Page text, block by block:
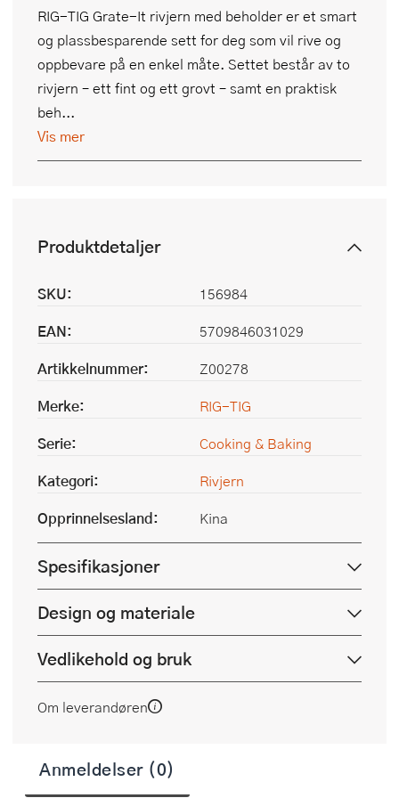
RIG-TIG Grate-It rivjern med beholder er et smart
og plassbesparende sett for deg som vil rive og
oppbevare på en enkel måte. Settet består av to
rivjern – ett fint og ett grovt – samt en praktisk
beh...
Vis mer
Produktdetaljer
SKU:
156984
EAN:
5709846031029
Artikkelnummer:
Z00278
Merke:
RIG-TIG
Serie:
Cooking & Baking
Kategori:
Rivjern
Opprinnelsesland:
Kina
Spesifikasjoner
Design og materiale
Vedlikehold og bruk
Om leverandøren
Anmeldelser (0)